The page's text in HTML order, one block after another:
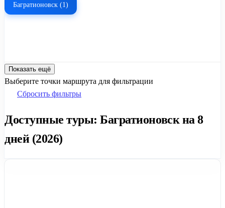
Багратионовск (1)
Показать ещё
Выберите точки маршрута для фильтрации
Сбросить фильтры
Доступные туры: Багратионовск на 8
дней (2026)